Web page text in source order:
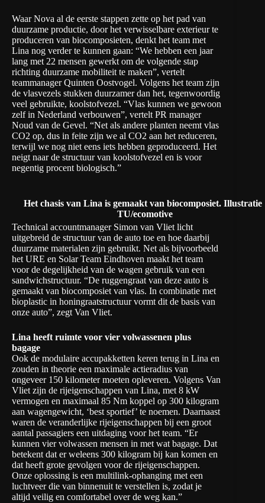
Waar Nova al de eerste stappen zette op het pad van
duurzame productie, door het verwisselbare exterieur te
produceren van biocomposieten, denkt het team met
Lina nog verder te kunnen gaan: “We hebben een jaar
lang met 22 mensen gewerkt om de volgende stap
richting duurzame mobiliteit te maken”, vertelt
teammanager Quinten Oostvogel. Volgens het team zijn
de vlasvezels stukken duurzamer dan het, tegenwoordig
veel gebruikte, koolstofvezel. “Vlas kunnen we gewoon
zelf in Nederland verbouwen”, vertelt PR manager
Noud van de Gevel. “Net als andere planten neemt vlas
CO2 op, dus in feite zijn we al CO2 aan het reduceren,
terwijl we nog niet eens iets hebben geproduceerd. Het
neigt naar de structuur van koolstofvezel en is voor
negentig procent biologisch.”
Het chasis van Lina is gemaakt van biocomposiet. Illustratie
TU/ecomotive
Technical accountmanager Simon van Vliet licht
uitgebreid de structuur van de auto toe en hoe daarbij
duurzame materialen zijn gebruikt. Net als bijvoorbeeld
het URE en Solar Team Eindhoven maakt het team
voor de degelijkheid van de wagen gebruik van een
sandwichstructuur. “De ruggengraat van deze auto is
gemaakt van biocomposiet van vlas. In combinatie met
bioplastic in honingraatstructuur vormt dit de basis van
onze auto”, zegt Van Vliet.
Lina heeft ruimte voor vier volwassenen plus
bagage
Ook de modulaire accupakketten keren terug in Lina en
zouden in theorie een maximale actieradius van
ongeveer 150 kilometer moeten opleveren. Volgens Van
Vliet zijn de rijeigenschappen van Lina, met 8 kW
vermogen en maximaal 85 Nm koppel op 300 kilogram
aan wagengewicht, ‘best sportief’ te noemen. Daarnaast
waren de veranderlijke rijeigenschappen bij een groot
aantal passagiers een uitdaging voor het team. “Er
kunnen vier volwassen mensen in met wat bagage. Dat
betekent dat er weleens 300 kilogram bij kan komen en
dat heeft grote gevolgen voor de rijeigenschappen.
Onze oplossing is een multilink-ophanging met een
luchtveer die van binnenuit te verstellen is, zodat je
altijd veilig en comfortabel over de weg kan.”